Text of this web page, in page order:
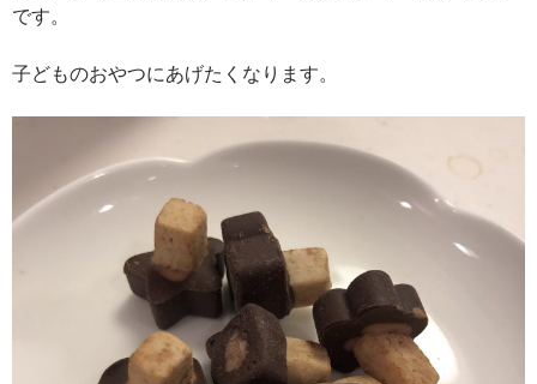
です。
子どものおやつにあげたくなります。